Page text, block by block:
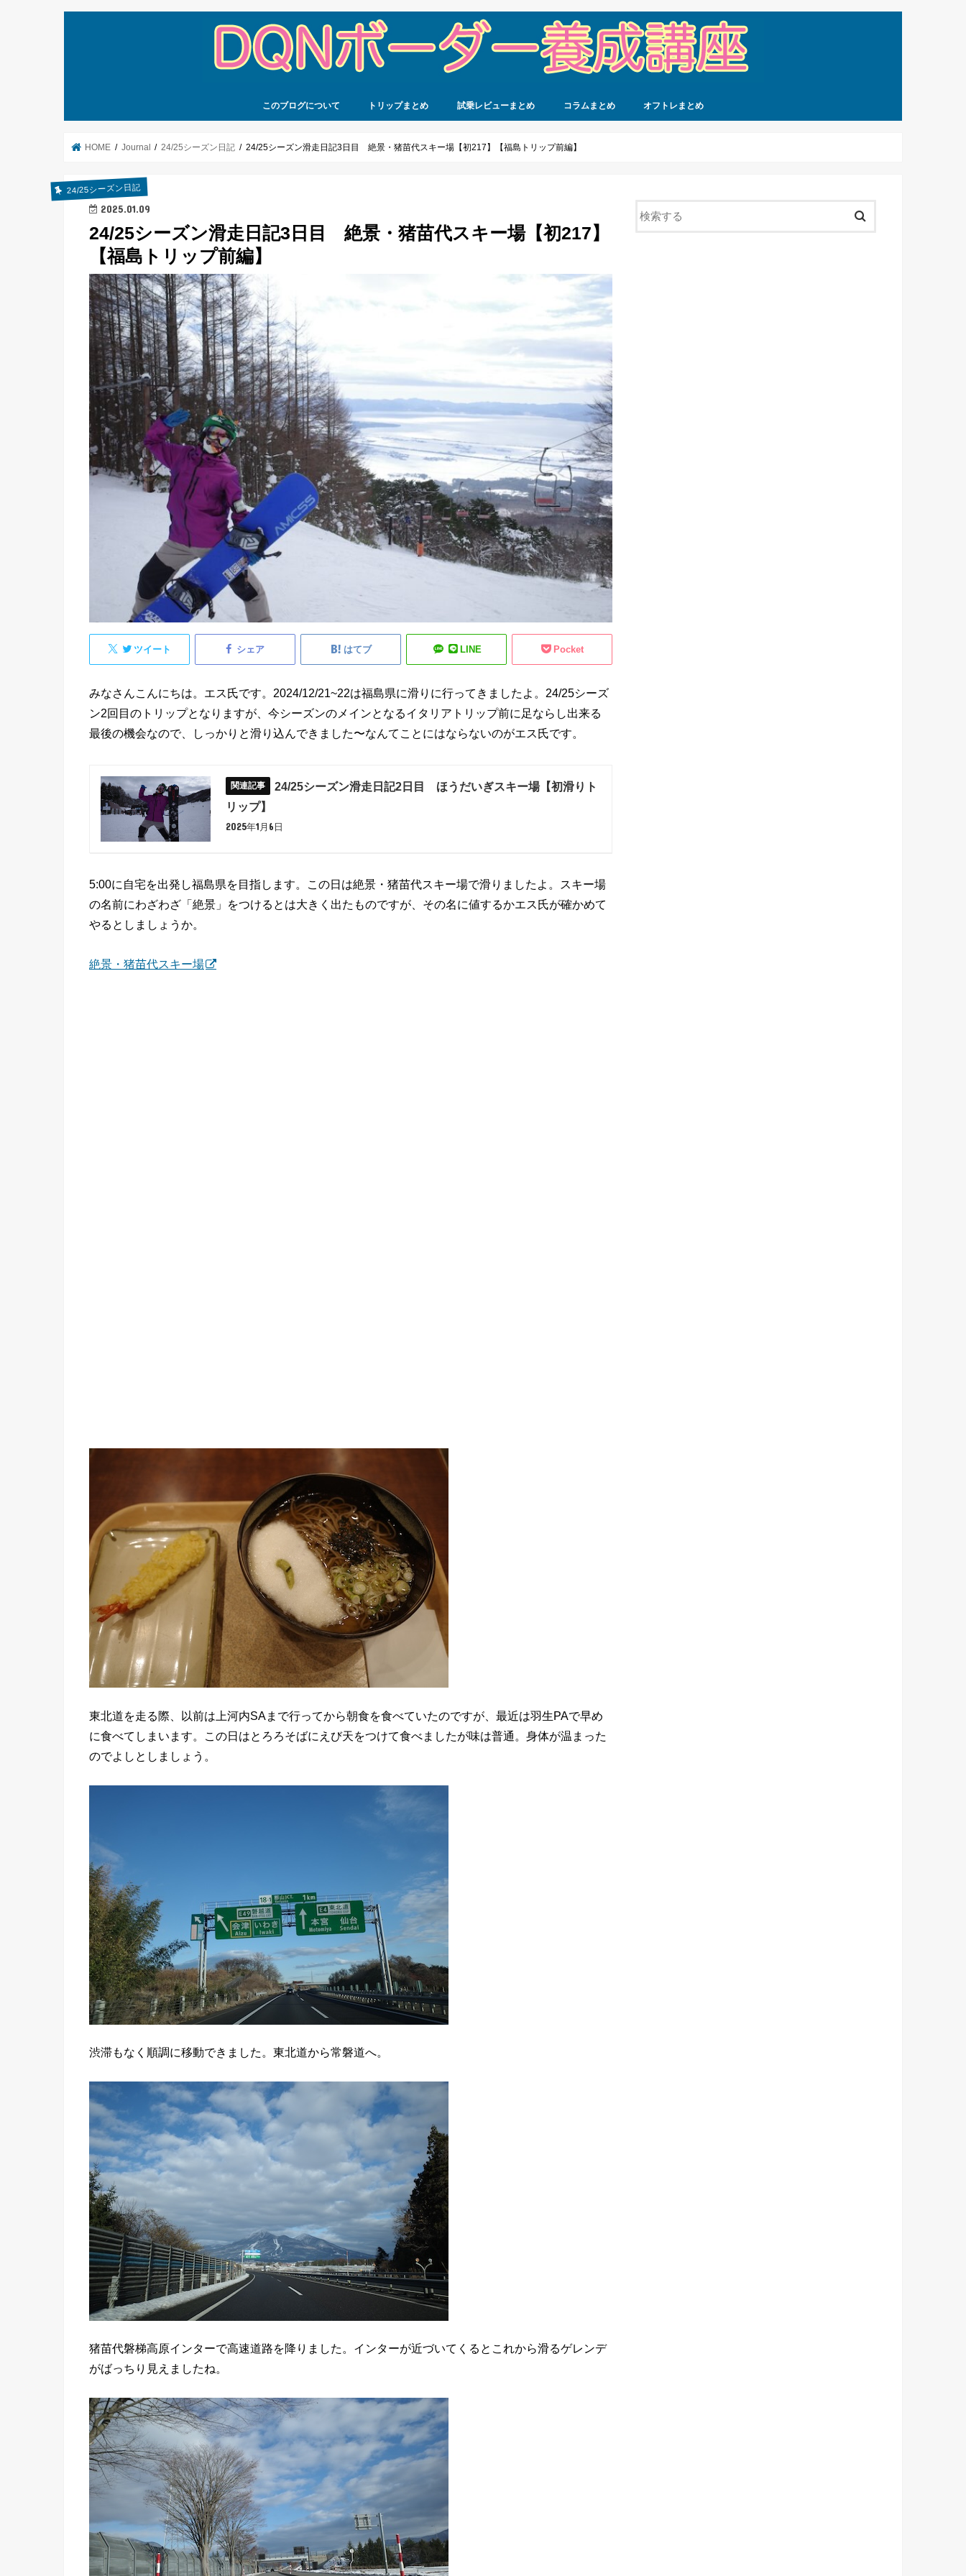
このブログについて トリップまとめ 試乗レビューまとめ コラムまとめ オフトレまとめ
HOME Journal 24/25シーズン日記 24/25シーズン滑走日記3日目 絶景・猪苗代スキー場【初217】【福島トリップ前編】
24/25シーズン日記
2025.01.09
24/25シーズン滑走日記3日目 絶景・猪苗代スキー場【初217】
【福島トリップ前編】
ツイート シェア はてブ LINE Pocket
みなさんこんにちは。エス氏です。2024/12/21~22は福島県に滑りに行ってきましたよ。24/25シーズ
ン2回目のトリップとなりますが、今シーズンのメインとなるイタリアトリップ前に足ならし出来る
最後の機会なので、しっかりと滑り込んできました〜なんてことにはならないのがエス氏です。
24/25シーズン滑走日記2日目 ほうだいぎスキー場【初滑りト
リップ】
2025年1月6日
5:00に自宅を出発し福島県を目指します。この日は絶景・猪苗代スキー場で滑りましたよ。スキー場
の名前にわざわざ「絶景」をつけるとは大きく出たものですが、その名に値するかエス氏が確かめて
やるとしましょうか。
絶景・猪苗代スキー場
東北道を走る際、以前は上河内SAまで行ってから朝食を食べていたのですが、最近は羽生PAで早め
に食べてしまいます。この日はとろろそばにえび天をつけて食べましたが味は普通。身体が温まった
のでよしとしましょう。
渋滞もなく順調に移動できました。東北道から常磐道へ。
猪苗代磐梯高原インターで高速道路を降りました。インターが近づいてくるとこれから滑るゲレンデ
がばっちり見えましたね。